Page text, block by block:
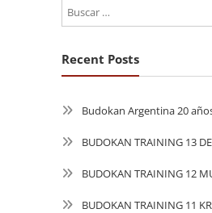
Recent Posts
Budokan Argentina 20
BUDOKAN TRAINING 13
BUDOKAN TRAINING 12
BUDOKAN TRAINING 11